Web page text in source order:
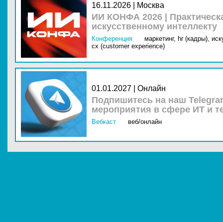
16.11.2026 | Москва
ИИ КОНФА 2026 |
искусственному интеллекту
Конференция маркетинг, hr (кадры),
cx (customer experience)
01.01.2027 | Онлайн
Подпишитесь на наш
мероприятия в сфере ИТ и
Вебкаст веб/онлайн